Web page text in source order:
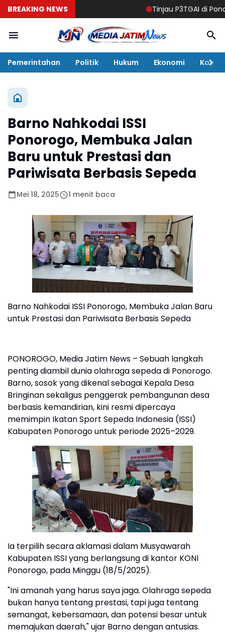
BREAKING NEWS Tinjau P3TGAI di
Pemerintahan Politik Hukum Ekonomi Kabar
Barno Nahkodai ISSI
Ponorogo, Membuka Jalan
Baru untuk Prestasi dan
Pariwisata Berbasis Sepeda
Mei 18, 2025 1 menit baca
Barno Nahkodai ISSI Ponorogo, Membuka Jalan Baru
untuk Prestasi dan Pariwisata Berbasis Sepeda
PONOROGO, Media Jatim News – Sebuah langkah
penting diambil dunia olahraga sepeda di Ponorogo.
Barno, sosok yang dikenal sebagai Kepala Desa
Bringinan sekaligus penggerak pembangunan desa
berbasis kemandirian, kini resmi dipercaya
memimpin Ikatan Sport Sepeda Indonesia (ISSI)
Kabupaten Ponorogo untuk periode 2025–2029.
Ia terpilih secara aklamasi dalam Musyawarah
Kabupaten ISSI yang berlangsung di kantor KONI
Ponorogo, pada Minggu (18/5/2025).
"Ini amanah yang harus saya jaga. Olahraga sepeda
bukan hanya tentang prestasi, tapi juga tentang
semangat, kebersamaan, dan potensi besar untuk
memajukan daerah," ujar Barno dengan antusias.